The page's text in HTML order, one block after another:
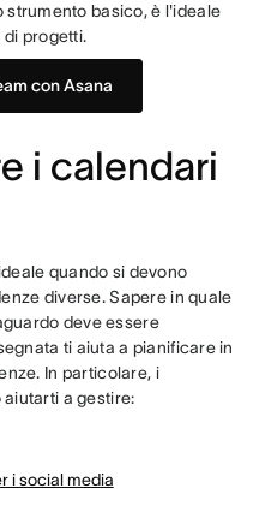
strumento basico, è l'ideale
progetti.
con Asana
i calendari
quando si devono
diverse. Sapere in quale
deve essere
ti aiuta a pianificare in
In particolare, i
a gestire:
i social media